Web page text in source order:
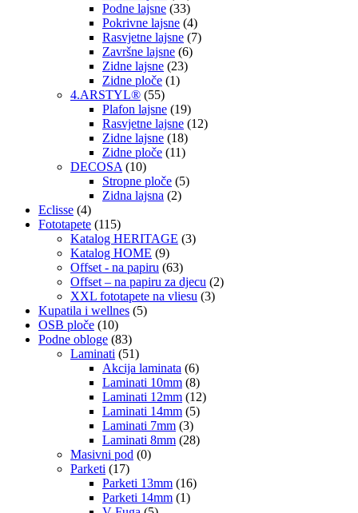
Podne lajsne (33)
Pokrivne lajsne (4)
Rasvjetne lajsne (7)
Završne lajsne (6)
Zidne lajsne (23)
Zidne ploče (1)
4.ARSTYL® (55)
Plafon lajsne (19)
Rasvjetne lajsne (12)
Zidne lajsne (18)
Zidne ploče (11)
DECOSA (10)
Stropne ploče (5)
Zidna lajsna (2)
Eclisse (4)
Fototapete (115)
Katalog HERITAGE (3)
Katalog HOME (9)
Offset - na papiru (63)
Offset – na papiru za djecu (2)
XXL fototapete na vliesu (3)
Kupatila i wellnes (5)
OSB ploče (10)
Podne obloge (83)
Laminati (51)
Akcija laminata (6)
Laminati 10mm (8)
Laminati 12mm (12)
Laminati 14mm (5)
Laminati 7mm (3)
Laminati 8mm (28)
Masivni pod (0)
Parketi (17)
Parketi 13mm (16)
Parketi 14mm (1)